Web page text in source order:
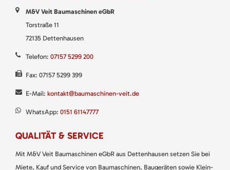
M&V Veit Baumaschinen eGbR
Torstraße 11
72135 Dettenhausen
Telefon: 07157 5299 200
Fax: 07157 5299 399
E-Mail: kontakt@baumaschinen-veit.de
WhatsApp: 0151 61147777
QUALITÄT & SERVICE
Mit M&V Veit Baumaschinen eGbR aus Dettenhausen setzen Sie bei
Miete, Kauf und Service von Baumaschinen, Baugeräten sowie Klein-